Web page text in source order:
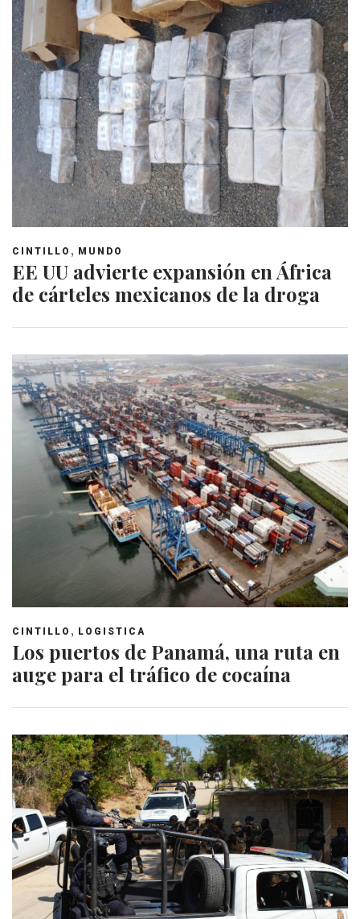
CINTILLO , MUNDO
EE UU advierte expansión en África
de cárteles mexicanos de la droga
CINTILLO , LOGISTICA
Los puertos de Panamá, una ruta en
auge para el tráfico de cocaína